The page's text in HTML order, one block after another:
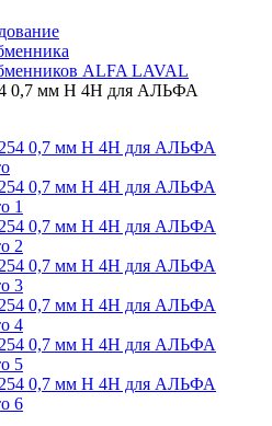
ALFA LAVAL
мм H 4H для АЛЬФА